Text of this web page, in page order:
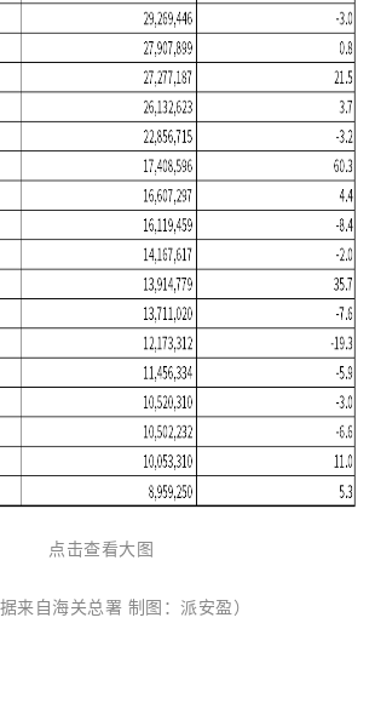
点击查看大图
据来自海关总署 制图：派安盈）